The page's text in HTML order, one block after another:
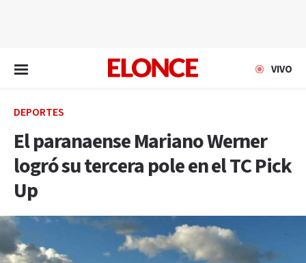
VIVO
DEPORTES
El paranaense Mariano Werner
logró su tercera pole en el TC Pick
Up